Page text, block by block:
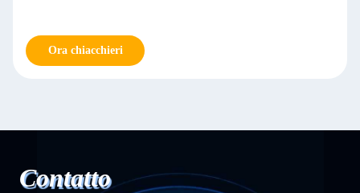
Ora chiacchieri
Contatto